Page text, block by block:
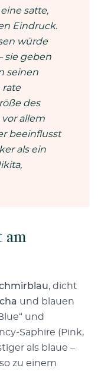
satte,
Eindruck.
würde
sie geben
seinen
rate
des
vor allem
beeinflusst
als ein
am
, dicht
und blauen
und
Saphire (Pink,
als blaue –
zu einem